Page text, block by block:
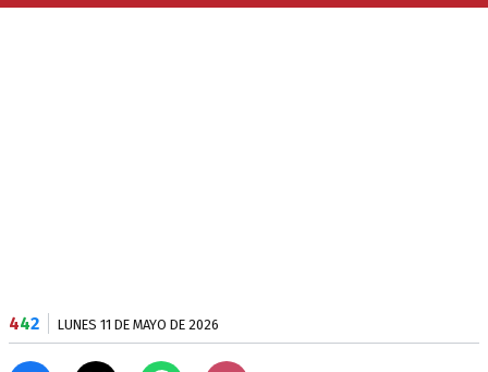
442 LUNES 11 DE MAYO DE 2026